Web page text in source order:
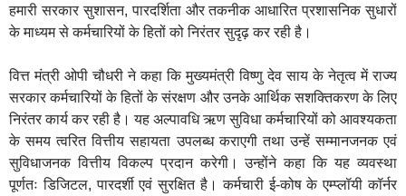
हमारी सरकार सुशासन, पारदर्शिता और तकनीक आधारित प्रशासनिक सुधारों
के माध्यम से कर्मचारियों के हितों को निरंतर सुदृढ़ कर रही है।
वित्त मंत्री ओपी चौधरी ने कहा कि मुख्यमंत्री विष्णु देव साय के नेतृत्व में राज्य
सरकार कर्मचारियों के हितों के संरक्षण और उनके आर्थिक सशक्तिकरण के लिए
निरंतर कार्य कर रही है। यह अल्पावधि ऋण सुविधा कर्मचारियों को आवश्यकता
के समय त्वरित वित्तीय सहायता उपलब्ध कराएगी तथा उन्हें सम्मानजनक एवं
सुविधाजनक वित्तीय विकल्प प्रदान करेगी। उन्होंने कहा कि यह व्यवस्था
पूर्णतः डिजिटल, पारदर्शी एवं सुरक्षित है। कर्मचारी ई-कोष के एम्प्लॉयी कॉर्नर